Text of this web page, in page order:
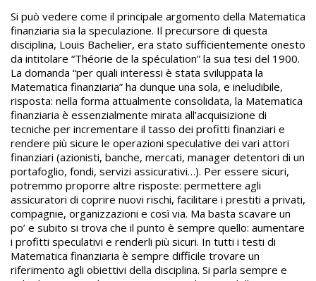
Si può vedere come il principale argomento della Matematica
finanziaria sia la speculazione. Il precursore di questa
disciplina, Louis Bachelier, era stato sufficientemente onesto
da intitolare “Théorie de la spéculation” la sua tesi del 1900.
La domanda “per quali interessi è stata sviluppata la
Matematica finanziaria” ha dunque una sola, e ineludibile,
risposta: nella forma attualmente consolidata, la Matematica
finanziaria è essenzialmente mirata all’acquisizione di
tecniche per incrementare il tasso dei profitti finanziari e
rendere più sicure le operazioni speculative dei vari attori
finanziari (azionisti, banche, mercati, manager detentori di un
portafoglio, fondi, servizi assicurativi…). Per essere sicuri,
potremmo proporre altre risposte: permettere agli
assicuratori di coprire nuovi rischi, facilitare i prestiti a privati,
compagnie, organizzazioni e così via. Ma basta scavare un
po’ e subito si trova che il punto è sempre quello: aumentare
i profitti speculativi e renderli più sicuri. In tutti i testi di
Matematica finanziaria è sempre difficile trovare un
riferimento agli obiettivi della disciplina. Si parla sempre e